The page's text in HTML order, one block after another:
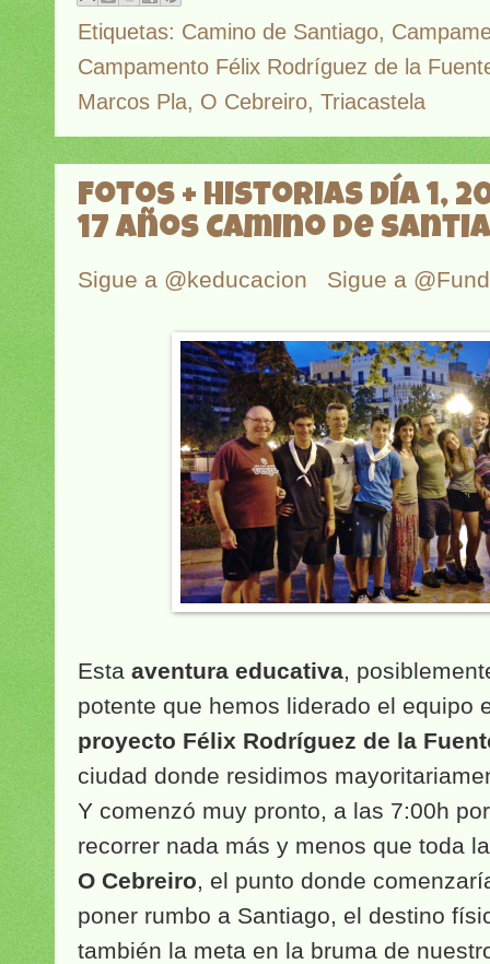
Etiquetas: Camino de Santiago,
Campamento Félix Rodríguez de la
Marcos Pla, O Cebreiro, Triacastela
Fotos + historias Día 1,
17 años Camino de
Sigue a @keducacion Sigue a
Esta aventura educativa,
potente que hemos liderado el equipo
proyecto Félix Rodríguez de la
ciudad donde residimos
Y comenzó muy pronto, a las 7:00h
recorrer nada más y menos que toda
O Cebreiro, el punto donde
poner rumbo a Santiago, el destino
también la meta en la bruma de